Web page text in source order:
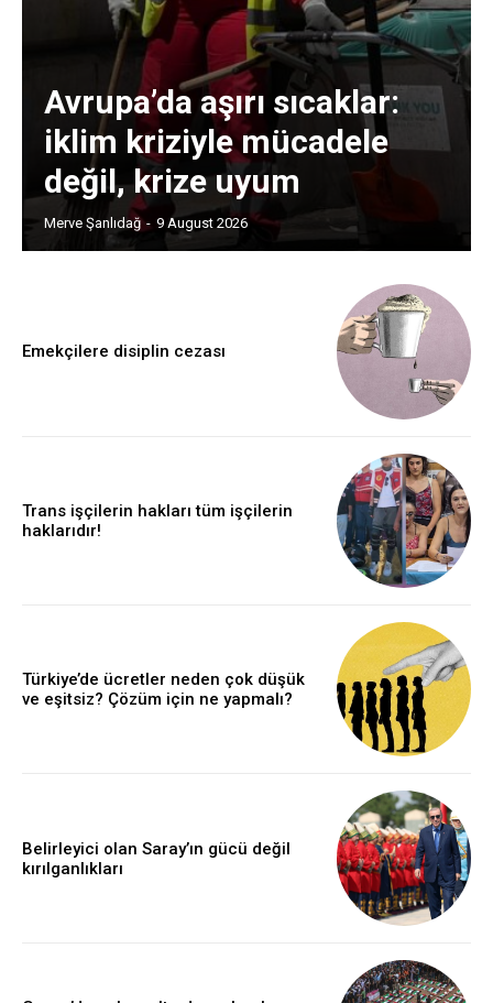
Avrupa’da aşırı sıcaklar:
iklim kriziyle mücadele
değil, krize uyum
Merve Şanlıdağ - 9 August 2026
Emekçilere disiplin cezası
Trans işçilerin hakları tüm işçilerin
haklarıdır!
Türkiye’de ücretler neden çok düşük
ve eşitsiz? Çözüm için ne yapmalı?
Belirleyici olan Saray’ın gücü değil
kırılganlıkları